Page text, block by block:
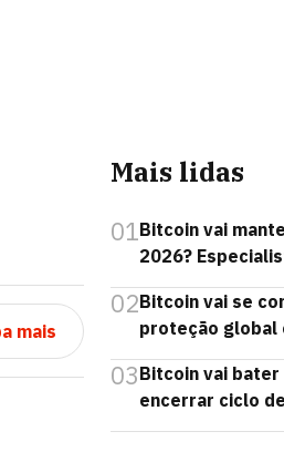
mais
Mais lidas
01Bitcoin vai
2026?
02Bitcoin vai se
proteção global
03Bitcoin vai
encerrar ciclo